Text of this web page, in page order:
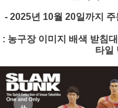
- 2025년 10월 20일까지
: 농구장 이미지 배색 받침
타일